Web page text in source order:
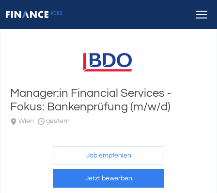
Manager:in Financial Services -
Fokus: Bankenprüfung (m/w/d)
Wien gestern
Job empfehlen
Jetzt bewerben